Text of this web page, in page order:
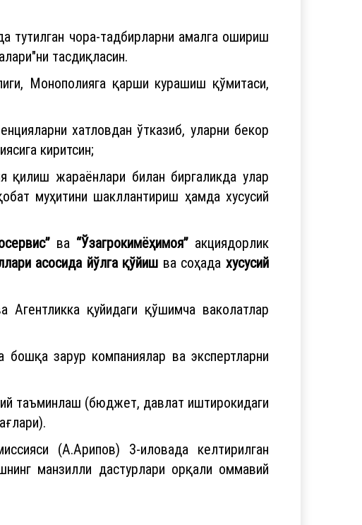
тутилган чора-тадбирларни амалга ошириш
тасдиқласин.
Монополияга қарши курашиш қўмитаси,
хатловдан ўтказиб, уларни бекор
киритсин;
қилиш жараёнлари билан биргаликда улар
муҳитини шакллантириш ҳамда хусусий
ва “Ўзагрокимёҳимоя” акциядорлик
асосида йўлга қўйиш ва соҳадахусусий
қуйидаги қўшимча ваколатлар
бошқа зарур компаниялар ва экспертларни
таъминлаш (бюджет, давлат иштирокидаги
(А.Арипов) 3-иловада келтирилган
манзилли дастурлари орқали оммавий